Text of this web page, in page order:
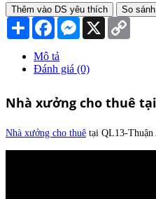
Thêm vào DS yêu thích So
Chia
sẻ
FacebookMessenger
X
Mô tả
Đánh giá (0)
Nhà xưởng cho thuê
Nhà xưởng cho thuê tại QL13-Thuận